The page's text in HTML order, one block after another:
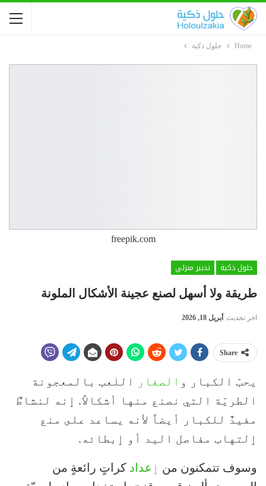
Home حلول ذكية
freepik.com
حلول ذكية
تدبير منزلي
طريقة ولا أسهل لصنع عجينة الأشكال الملونة
اخر تحديث أبريل 18, 2026
Share
يحبّ الكبار و الصغار
اللعب بالمعجونة
الطريّة التي نصنع منها أشكالاً. ٳنه لنشاطٌ
مفيدٌ للكبار أيضاً لأنه يساعد على منع
ٳلتهاب مفاصل اليد أو ٳبطائه.
وسوف تتمكنون من ٳعداد كراتٍ رائعةٍ من